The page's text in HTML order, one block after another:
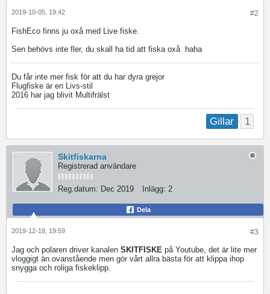
#2
2019-10-05, 19:42
FishEco finns ju oxå med Live fiske.
Sen behövs inte fler, du skall ha tid att fiska oxå haha
Du får inte mer fisk för att du har dyra grejor
Flugfiske är en Livs-stil
2016 har jag blivit Multifrälst
Gillar 1
Skitfiskarna
Registrerad användare
Reg.datum: Dec 2019 Inlägg: 2
Dela
#3
2019-12-18, 19:59
Jag och polaren driver kanalen SKITFISKE på Youtube, det är lite mer
vloggigt än ovanstående men gör vårt allra bästa för att klippa ihop
snygga och roliga fiskeklipp.